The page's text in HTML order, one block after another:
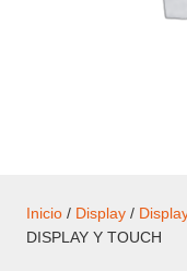
Inicio / Display /
DISPLAY Y TOUCH